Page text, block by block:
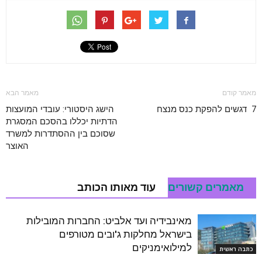
מאמר קודם
7 דגשים להפקת כנס מנצח
מאמר הבא
הישג היסטורי: עובדי המועצות
הדתיות יכללו בהסכם המסגרת
שסוכם בין ההסתדרות למשרד
האוצר
מאמרים קשורים עוד מאותו הכותב
כתבה ראשית
מאינבידיה ועד אלביט: החברות המובילות
בישראל מחלקות ג'ובים מטורפים
למילואימניקים